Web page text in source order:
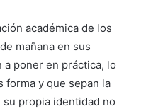
académica de los
mañana en sus
poner en práctica, lo
forma y que sepan la
propia identidad no